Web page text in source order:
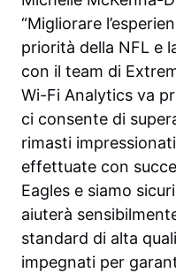
“Migliorare
priorità della NFL e
con il team di
Wi-Fi Analytics va
ci consente di
rimasti
effettuate con
Eagles e siamo
aiuterà
standard di alta
impegnati per